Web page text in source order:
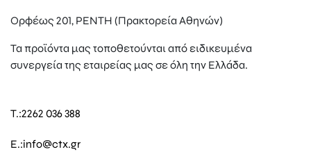
Ορφέως 201, ΡΕΝΤΗ (Πρακτορεία Αθηνών)
Τα προϊόντα μας τοποθετούνται από ειδικευμένα
συνεργεία της εταιρείας μας σε όλη την Ελλάδα.
T.:2262 036 388
E.:info@ctx.gr